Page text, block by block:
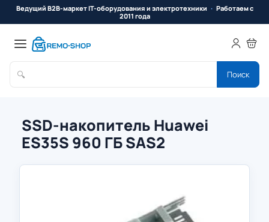
Ведущий B2B-маркет IT-оборудования и электротехники
Работаем с
2011 года
🔍 Поиск
SSD-накопитель Huawei
ES35S 960 ГБ SAS2